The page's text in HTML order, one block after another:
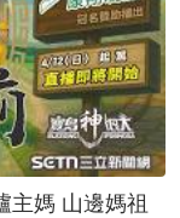
主媽 山邊媽祖